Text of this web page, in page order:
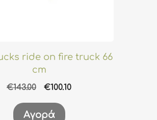
ride on fire truck 66
cm
€143.00
Original
was:
€100.10Η
Αγορά